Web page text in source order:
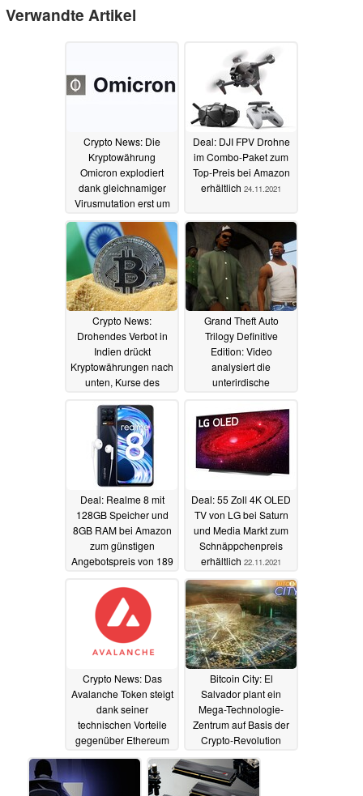
Verwandte Artikel
Crypto News: Die
Kryptowährung
Omicron explodiert
dank gleichnamiger
Virusmutation erst um
mehr als 1.000%,
verliert dann über
Nacht wieder massiv
an Wert 30.11.2021
Deal: DJI FPV Drohne
im Combo-Paket zum
Top-Preis bei Amazon
erhältlich 24.11.2021
Crypto News:
Drohendes Verbot in
Indien drückt
Kryptowährungen nach
unten, Kurse des
Coin lassen Federn
24.11.2021
Grand Theft Auto
Trilogy Definitive
Edition: Video
analysiert die
unterirdische
Remaster von GTA San
Andreas und Vice City
auf PS5 und Nintendo
Switch23.11.2021
Deal: Realme 8 mit
128GB Speicher und
8GB RAM bei Amazon
zum günstigen
Angebotspreis von 189
23.11.2021
Deal: 55 Zoll 4K OLED
TV von LG bei Saturn
und Media Markt zum
Schnäppchenpreis
erhältlich 22.11.2021
Crypto News: Das
Avalanche Token steigt
dank seiner
technischen Vorteile
gegenüber Ethereum
auf Platz 10 der
Kryptowährungen
Bitcoin City: El
Salvador plant ein
Mega-Technologie-
Zentrum auf Basis der
Crypto-Revolution
22.11.2021